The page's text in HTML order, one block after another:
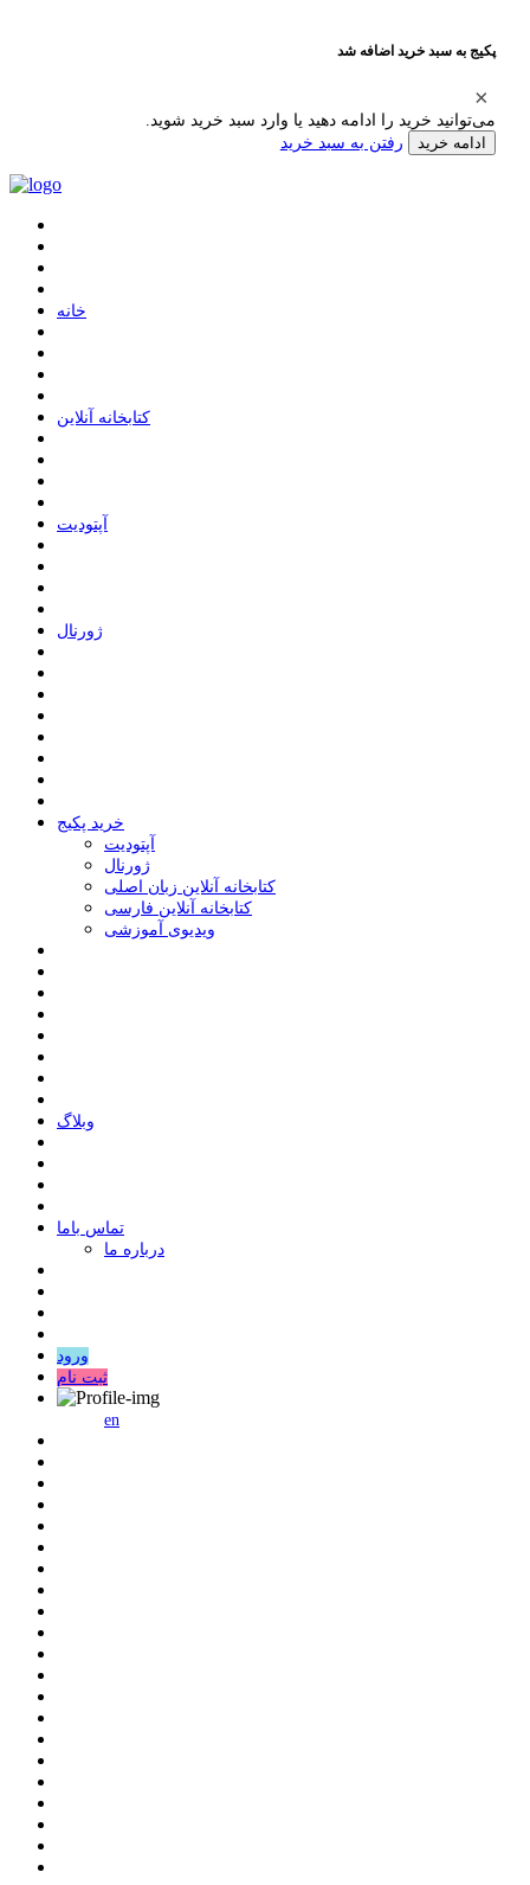
پکیج به سبد خرید اضافه شد
می‌توانید خرید را ادامه دهید یا وارد سبد خرید شوید.
ادامه خرید رفتن به سبد خرید
ﺧﺎﻧﻪ
ﮐﺘﺎﺑﺨﺎﻧﻪ ﺁﻧﻼﯾﻦ
ﺁﭘﺘﻮﺩﯾﺖ
ﮊﻭﺭﻧﺎﻝ
خرید پکیج
ﺁﭘﺘﻮﺩﯾﺖ
ﮊﻭﺭﻧﺎﻝ
کتابخانه آنلاین زبان اصلی
کتابخانه آنلاین فارسی
ویدیوی آموزشی
وبلاگ
ﺗﻤﺎﺱ ﺑﺎﻣﺎ
درباره ما
ورود
ثبت نام
en